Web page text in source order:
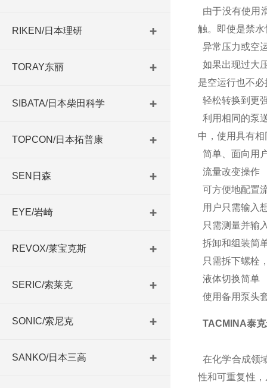
RIKEN/日本理研
TORAY东丽
SIBATA/日本柴田科学
TOPCON/日本拓普康
SEN日森
EYE/岩崎
REVOX/莱宝克斯
SERIC/索莱克
SONIC/索尼克
SANKO/日本三高
由于没有使用
触。
即使是禁
异常压力或空
如果出现过大
是空运行也不
轻松转换到更
利用相同的泵
中，使用具有
简单、面向用
流量改变操作
可方便地配置
用户只需输入
只需测量并输
拆卸和组装简
只需拆下螺栓
液体切换简单
使用备用泵头
TACMINA泰
在化学合成领
性和可重复性